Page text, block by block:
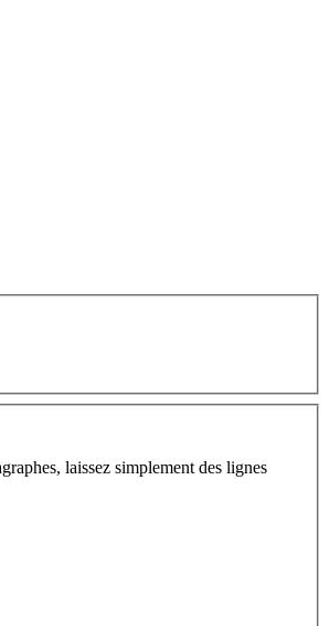
laissez simplement des lignes